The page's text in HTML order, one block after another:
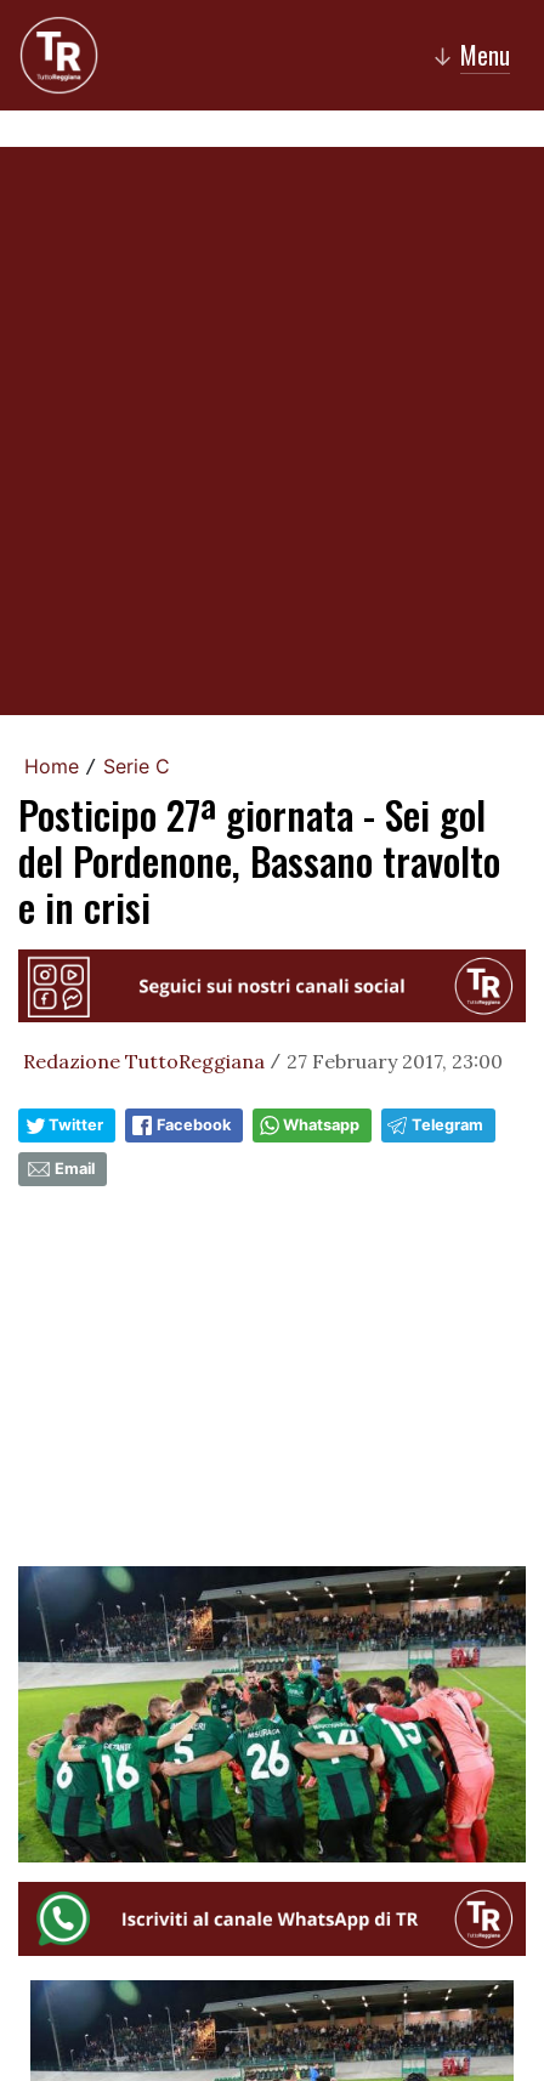
↓ Menu
Home / Serie C
Posticipo 27ª giornata - Sei gol
del Pordenone, Bassano travolto
e in crisi
Redazione TuttoReggiana / 27 February 2017, 23:00
Twitter Facebook Whatsapp Telegram
Email